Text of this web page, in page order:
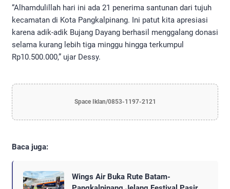
“Alhamdulillah hari ini ada 21 penerima santunan dari tujuh
kecamatan di Kota Pangkalpinang. Ini patut kita apresiasi
karena adik-adik Bujang Dayang berhasil menggalang donasi
selama kurang lebih tiga minggu hingga terkumpul
Rp10.500.000,” ujar Dessy.
Space Iklan/0853-1197-2121
Baca juga:
Wings Air Buka Rute Batam-